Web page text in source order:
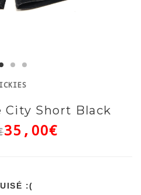
City Short Black
35,00€
:(